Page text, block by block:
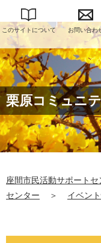
このサイトについて お問い合わ
栗原コミュニ
座間市民活動サポート
センター
＞ イベン